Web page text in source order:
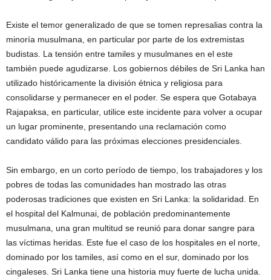
Existe el temor generalizado de que se tomen represalias contra la
minoría musulmana, en particular por parte de los extremistas
budistas. La tensión entre tamiles y musulmanes en el este
también puede agudizarse. Los gobiernos débiles de Sri Lanka han
utilizado históricamente la división étnica y religiosa para
consolidarse y permanecer en el poder. Se espera que Gotabaya
Rajapaksa, en particular, utilice este incidente para volver a ocupar
un lugar prominente, presentando una reclamación como
candidato válido para las próximas elecciones presidenciales.
Sin embargo, en un corto período de tiempo, los trabajadores y los
pobres de todas las comunidades han mostrado las otras
poderosas tradiciones que existen en Sri Lanka: la solidaridad. En
el hospital del Kalmunai, de población predominantemente
musulmana, una gran multitud se reunió para donar sangre para
las víctimas heridas. Este fue el caso de los hospitales en el norte,
dominado por los tamiles, así como en el sur, dominado por los
cingaleses. Sri Lanka tiene una historia muy fuerte de lucha unida.